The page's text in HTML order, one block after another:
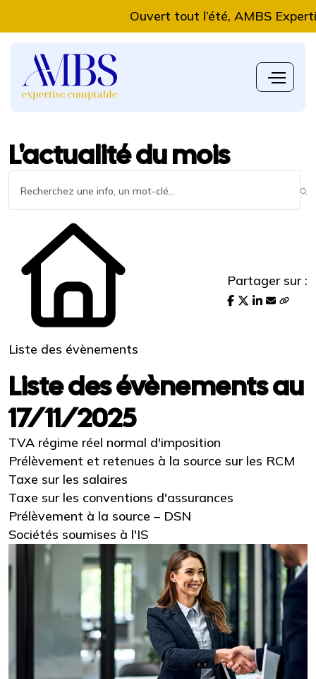
Ouvert tout l’été, AMBS Expertise
L'actualité du mois
Liste des évènements
Partager sur :
Liste des évènements au
17/11/2025
TVA régime réel normal d'imposition
Prélèvement et retenues à la source sur les RCM
Taxe sur les salaires
Taxe sur les conventions d'assurances
Prélèvement à la source – DSN
Sociétés soumises à l'IS